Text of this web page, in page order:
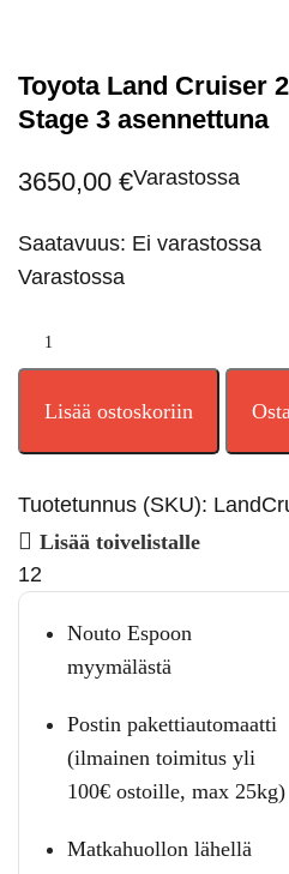
Toyota Land Cruiser
Stage 3 asennettuna
3650,00 €Varastossa
Saatavuus: Ei varastossa
Varastossa
Lisää ostoskoriin
Tuotetunnus (SKU):
Lisää toivelistalle
12
Nouto Espoon
myymälästä
Postin pakettiautomaatti
(ilmainen toimitus yli
100€ ostoille, max 25kg)
Matkahuollon lähellä